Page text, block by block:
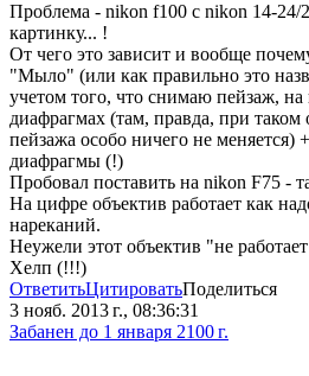
Проблема - nikon f100 c nikon 14-24/
картинку... !
От чего это зависит и вообще
"Мыло" (или как правильно это
учетом того, что снимаю пейзаж,
диафрагмах (там, правда, при таком
пейзажа особо ничего не меняется)
диафрагмы (!)
Пробовал поставить на nikon F75 -
На цифре объектив работает как
нареканий.
Неужели этот объектив "не
Хелп (!!!)
ОтветитьЦитироватьПоделиться
3 нояб. 2013 г., 08:36:31
Забанен до 1 января 2100 г.